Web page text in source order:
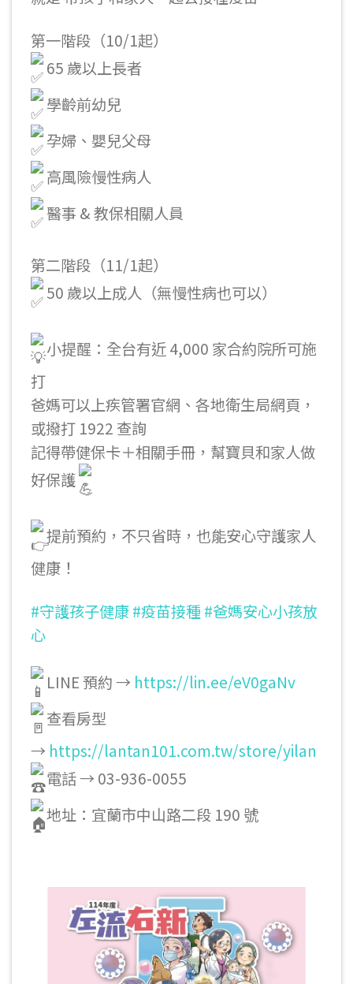
第一階段（10/1起）
65 歲以上長者
學齡前幼兒
孕婦、嬰兒父母
高風險慢性病人
醫事 & 教保相關人員
第二階段（11/1起）
50 歲以上成人（無慢性病也可以）
小提醒：全台有近 4,000 家合約院所可施
打
爸媽可以上疾管署官網、各地衛生局網頁，
或撥打 1922 查詢
記得帶健保卡＋相關手冊，幫寶貝和家人做
好保護
提前預約，不只省時，也能安心守護家人
健康！
#守護孩子健康#疫苗接種 #爸媽安心小孩放
心
LINE 預約 → https://lin.ee/eV0gaNv
查看房型
→ https://lantan101.com.tw/store/yilan
電話 → 03-936-0055
地址：宜蘭市中山路二段 190 號